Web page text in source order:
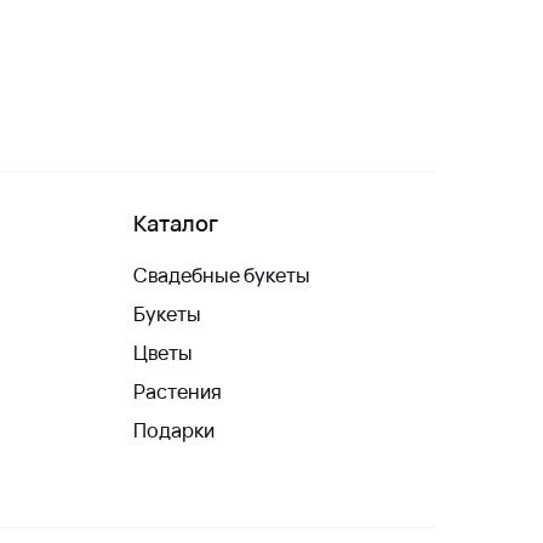
Каталог
Свадебные букеты
Букеты
Цветы
Растения
Подарки